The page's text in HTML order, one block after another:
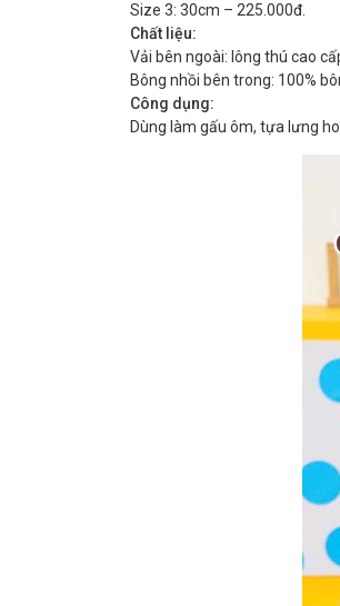
Size 3: 30cm – 225.000đ.
Chất liệu:
Vải bên ngoài: lông thú cao
Bông nhồi bên trong: 100%
Công dụng:
Dùng làm gấu ôm, tựa lưng